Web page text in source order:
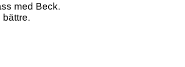
med Beck.
bättre.